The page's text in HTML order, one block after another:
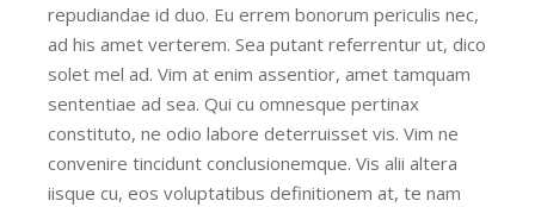
repudiandae id duo. Eu errem bonorum periculis nec,
ad his amet verterem. Sea putant referrentur ut, dico
solet mel ad. Vim at enim assentior, amet tamquam
sententiae ad sea. Qui cu omnesque pertinax
constituto, ne odio labore deterruisset vis. Vim ne
convenire tincidunt conclusionemque. Vis alii altera
iisque cu, eos voluptatibus definitionem at, te nam